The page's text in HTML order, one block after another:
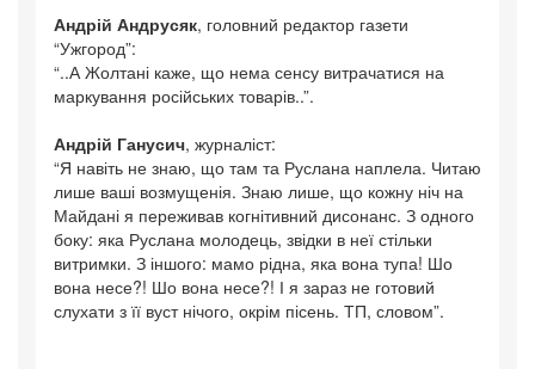
Андрій Андрусяк, головний редактор газети
“Ужгород”:
“..А Жолтані каже, що нема сенсу витрачатися на
маркування російських товарів..”.
Андрій Ганусич, журналіст:
“Я навіть не знаю, що там та Руслана наплела. Читаю
лише ваші возмущенія. Знаю лише, що кожну ніч на
Майдані я переживав когнітивний дисонанс. З одного
боку: яка Руслана молодець, звідки в неї стільки
витримки. З іншого: мамо рідна, яка вона тупа! Шо
вона несе?! Шо вона несе?! І я зараз не готовий
слухати з її вуст нічого, окрім пісень. ТП, словом”.